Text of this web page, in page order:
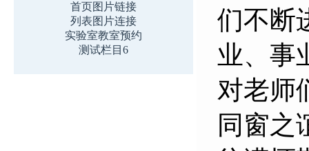
首页图片链接
列表图片连接
实验室教室预约
测试栏目6
们不断
业、事
对老师
同窗之